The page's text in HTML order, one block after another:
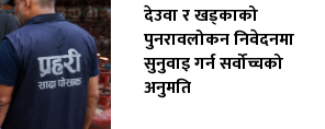
देउवा र खड्काको
पुनरावलोकन निवेदनमा
सुनुवाइ गर्न सर्वोच्चको
अनुमति